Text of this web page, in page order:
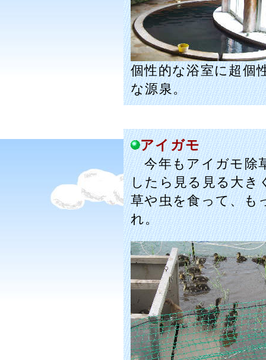
個性的な浴室に超個
な源泉。
アイガモ
今年もアイガモ除
したら見る見る大き
草や虫を食って、も
れ。